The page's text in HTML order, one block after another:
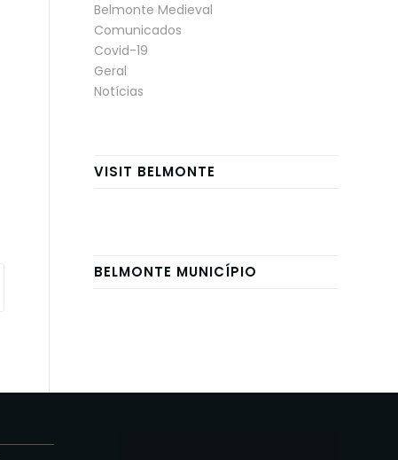
Belmonte Medieval
Comunicados
Covid-19
Geral
Notícias
VISIT BELMONTE
BELMONTE MUNICÍPIO